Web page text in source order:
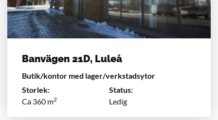
Banvägen 21D, Luleå
Butik/kontor med lager/verkstadsytor
Storlek:
Status:
Ca 360 m2 Ledig